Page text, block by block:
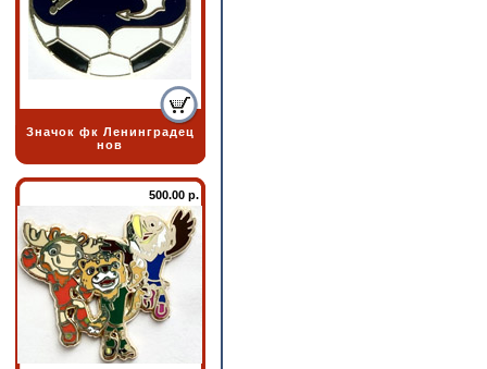
Значок фк Ленинградец
нов
500.00 р.